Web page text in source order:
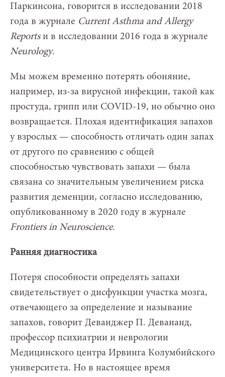
Паркинсона, говорится в исследовании 2018
года в журнале Current Asthma and Allergy
Reportsи в исследовании 2016 года в журнале
Neurology.
Мы можем временно потерять обоняние,
например, из-за вирусной инфекции, такой как
простуда, грипп или COVID-19, но обычно оно
возвращается. Плохая идентификация запахов
у взрослых — способность отличать один запах
от другого по сравнению с общей
способностью чувствовать запахи — была
связана со значительным увеличением риска
развития деменции, согласно исследованию,
опубликованному в 2020 году в журнале
Frontiers in Neuroscience.
Ранняя диагностика
Потеря способности определять запахи
свидетельствует о дисфункции участка мозга,
отвечающего за определение и называние
запахов, говорит Деванджер П. Девананд,
профессор психиатрии и неврологии
Медицинского центра Ирвинга Колумбийского
университета. Но в настоящее время